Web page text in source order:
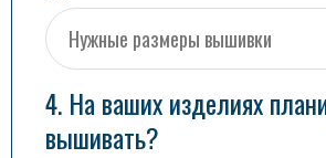
4. На ваших изделиях
вышивать?